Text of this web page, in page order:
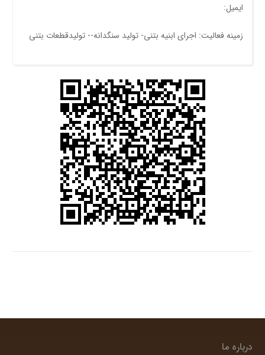
ایمیل:
زمینه فعالیت: اجرای ابنیه بتنی- توليد سنگدانه-- توليدقطعات بتنی
درباره ما